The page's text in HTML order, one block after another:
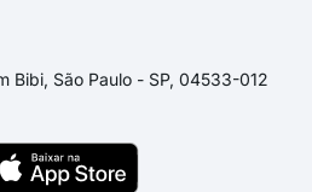
Bibi, São Paulo - SP, 04533-012